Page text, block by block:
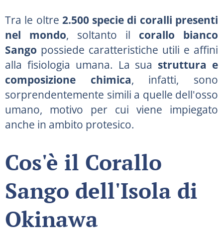
Tra le oltre 2.500 specie di coralli presenti
nel mondo, soltanto il corallo bianco
Sango possiede caratteristiche utili e affini
alla fisiologia umana. La sua struttura e
composizione chimica, infatti, sono
sorprendentemente simili a quelle dell'osso
umano, motivo per cui viene impiegato
anche in ambito protesico.
Cos'è il Corallo
Sango dell'Isola di
Okinawa